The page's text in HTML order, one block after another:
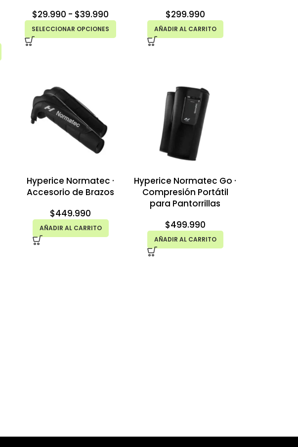
$29.990 - $39.990
SELECCIONAR OPCIONES
$299.990
AÑADIR AL CARRITO
Hyperice Normatec ·
Accesorio de Brazos
$449.990
AÑADIR AL CARRITO
Hyperice Normatec Go ·
Compresión Portátil
para Pantorrillas
$499.990
AÑADIR AL CARRITO